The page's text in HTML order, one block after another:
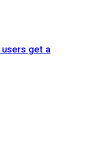
users get a